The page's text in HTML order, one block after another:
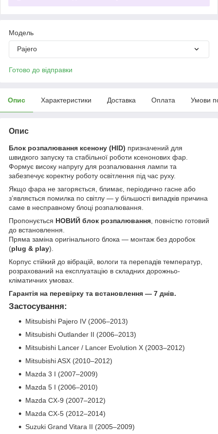
Мoдель
Pajero
Готово до відправки
Опис Характеристики Доставка Оплата Умови
Опис
Блок розпалювання ксенону (HID) призначений для
швидкого запуску та стабільної роботи ксенонових фар.
Формує високу напругу для розпалювання лампи та
забезпечує коректну роботу освітлення під час руху.
Якщо фара не загоряється, блимає, періодично гасне або
з’являється помилка по світлу — у більшості випадків причина
саме в несправному блоці розпалювання.
Пропонується НОВИЙ блок розпалювання , повністю готовий
до встановлення.
Пряма заміна оригінального блока — монтаж без доробок
(plug & play).
Корпус стійкий до вібрацій, вологи та перепадів температур,
розрахований на експлуатацію в складних дорожньо-
кліматичних умовах.
Гарантія на перевірку та встановлення — 7 днів.
Застосування:
Mitsubishi Pajero IV (2006–2013)
Mitsubishi Outlander II (2006–2013)
Mitsubishi Lancer / Lancer Evolution X (2003–2012)
Mitsubishi ASX (2010–2012)
Mazda 3 I (2007–2009)
Mazda 5 I (2006–2010)
Mazda CX-9 (2007–2012)
Mazda CX-5 (2012–2014)
Suzuki Grand Vitara II (2005–2009)